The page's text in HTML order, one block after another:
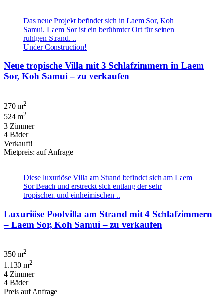
Das neue Projekt befindet sich in Laem Sor, Koh
Samui. Laem Sor ist ein berühmter Ort für seinen
ruhigen Strand. ..
Under Construction!
Neue tropische Villa mit 3 Schlafzimmern in Laem
Sor, Koh Samui – zu verkaufen
270 m2
524 m2
3 Zimmer
4 Bäder
Verkauft!
Mietpreis: auf Anfrage
Diese luxuriöse Villa am Strand befindet sich am Laem
Sor Beach und erstreckt sich entlang der sehr
tropischen und einheimischen ..
Luxuriöse Poolvilla am Strand mit 4 Schlafzimmern
– Laem Sor, Koh Samui – zu verkaufen
350 m2
1.130 m2
4 Zimmer
4 Bäder
Preis auf Anfrage